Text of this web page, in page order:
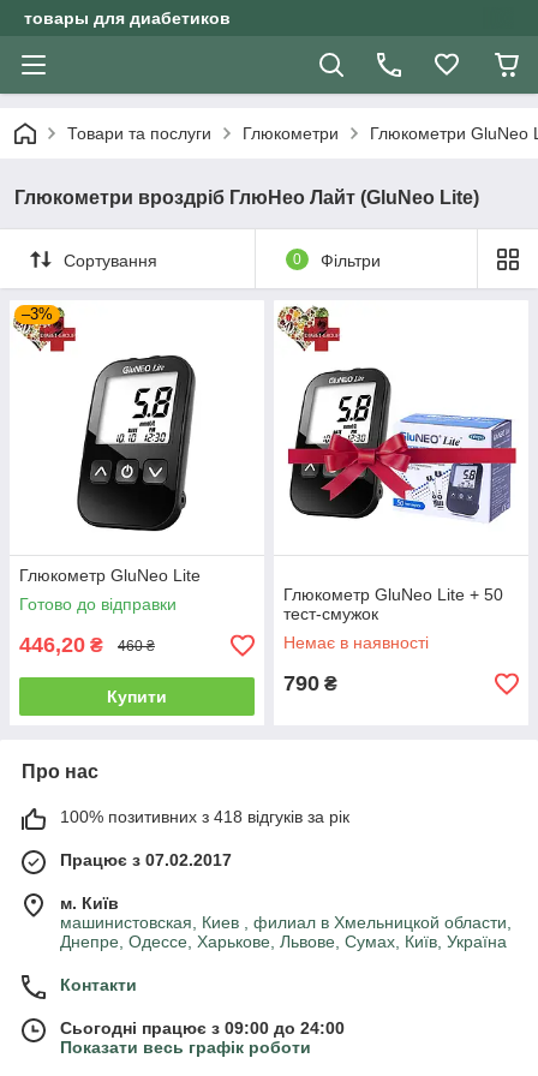
товары для диабетиков
Товари та послуги Глюкометри Глюкометри GluNeo
Глюкометри вроздріб ГлюНео Лайт (GluNeo Lite)
Сортування 0 Фільтри
–3%
Глюкометр GluNeo Lite
Готово до відправки
446,20 ₴ 460 ₴
Купити
Глюкометр GluNeo Lite + 50
тест-смужок
Немає в наявності
790 ₴
Про нас
100% позитивних з 418 відгуків за рік
Працює з 07.02.2017
м. Київ
машинистовская, Киев , филиал в Хмельницкой области,
Днепре, Одессе, Харькове, Львове, Сумах, Київ, Україна
Контакти
Сьогодні працює з 09:00 до 24:00
Показати весь графік роботи